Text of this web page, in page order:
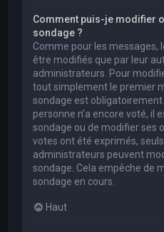
Comment puis-je modifier
sondage ?
Comme pour les messages,
être modifiés que par leur
administrateurs. Pour
tout simplement le premier
sondage est obligatoirement
personne n’a encore voté, il
sondage ou de modifier ses
votes ont été exprimés,
administrateurs peuvent
sondage. Cela empêche de
sondage en cours.
Haut